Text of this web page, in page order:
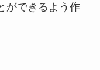
ができるよう作